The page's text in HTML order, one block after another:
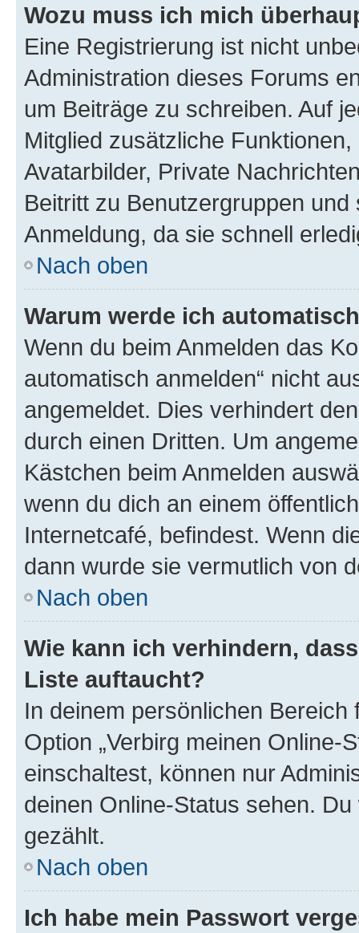
Wozu muss ich mich
Eine Registrierung ist nicht
Administration dieses Forums
um Beiträge zu schreiben. Auf
Mitglied zusätzliche
Avatarbilder, Private
Beitritt zu Benutzergruppen
Anmeldung, da sie schnell
Nach oben
Warum werde ich
Wenn du beim Anmelden das
automatisch anmelden“ nicht
angemeldet. Dies verhindert
durch einen Dritten. Um
Kästchen beim Anmelden
wenn du dich an einem
Internetcafé, befindest. Wenn
dann wurde sie vermutlich von
Nach oben
Wie kann ich verhindern,
Liste auftaucht?
In deinem persönlichen
Option „Verbirg meinen Online-
einschaltest, können nur
deinen Online-Status sehen.
gezählt.
Nach oben
Ich habe mein Passwort